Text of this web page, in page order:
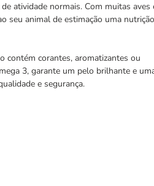
atividade normais. Com muitas aves
seu animal de estimação uma nutrição
contém corantes, aromatizantes ou
3, garante um pelo brilhante e
e segurança.